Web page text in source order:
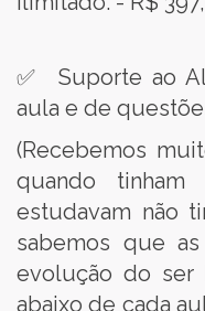
✅ Suporte ao
aula e de
(Recebemos
quando
estudavam não
sabemos que
evolução do ser
abaixo de cada